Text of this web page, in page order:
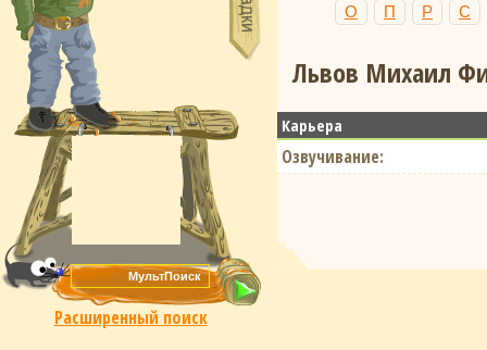
Расширенный поиск
О
П Р С
Львов Михаил
Карьера
Озвучивание: